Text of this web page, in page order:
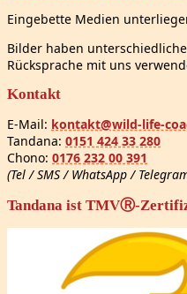
Eingebette Medien
Bilder haben
Rücksprache mit uns
Kontakt
E-Mail: kontakt@wild-life-
Tandana: 0151 424 33 280
Chono: 0176 232 00 391
(Tel / SMS / WhatsApp /
Tandana ist TMVⓇ-